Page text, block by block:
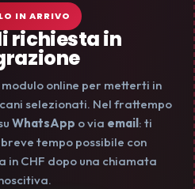
IN ARRIVO
richiesta in
online per metterti in
selezionati. Nel frattempo
WhatsApp o via email: ti
tempo possibile con
in CHF dopo una chiamata